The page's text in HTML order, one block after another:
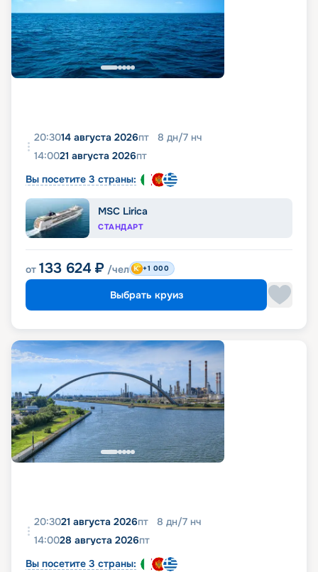
20:3014 августа 2026пт 8 дн/7 нч
14:0021 августа 2026пт
Вы посетите 3 страны:
MSC Lirica
СТАНДАРТ
от 133 624 ₽ /чел +1 000
Выбрать круиз
20:3021 августа 2026пт 8 дн/7 нч
14:0028 августа 2026пт
Вы посетите 3 страны: